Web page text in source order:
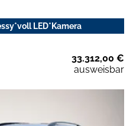
LED*Kamera
33.312,00 €
ausweisbar